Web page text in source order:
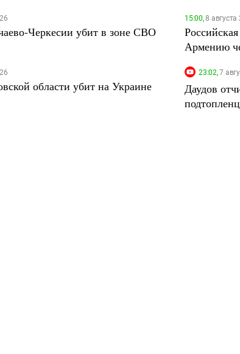
Черкесии убит в зоне СВО
15:00,8 августа
Армению
области убит на Украине
23:02,7
Даудов